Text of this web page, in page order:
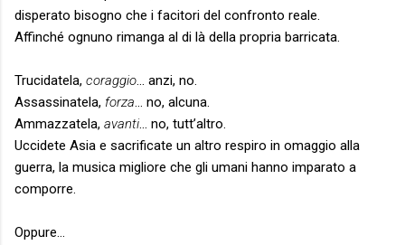
disperato bisogno che i facitori del confronto reale.
Affinché ognuno rimanga al di là della propria barricata.
Trucidatela, coraggio… anzi, no.
Assassinatela, forza… no, alcuna.
Ammazzatela, avanti… no, tutt’altro.
Uccidete Asia e sacrificate un altro respiro in omaggio alla
guerra, la musica migliore che gli umani hanno imparato a
comporre.
Oppure…